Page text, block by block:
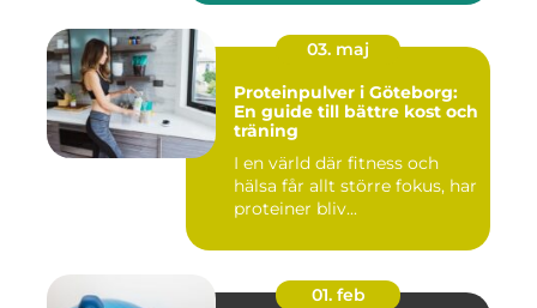
03. maj
Proteinpulver i Göteborg:
En guide till bättre kost och
träning
I en värld där fitness och
hälsa får allt större fokus, har
proteiner bliv...
01. feb